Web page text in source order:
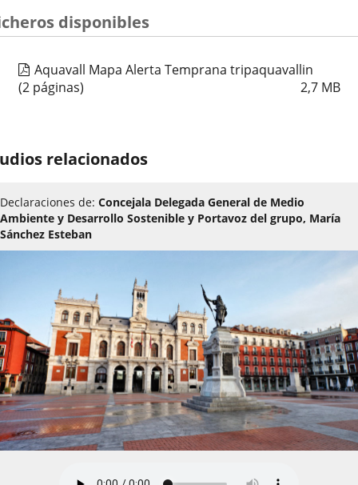
Innovación
cartel
disponibles
Aquavall Mapa Alerta Temprana tripaquavallin
2,7 MB
(2 páginas)
relacionados
Declaraciones de: Concejala Delegada General de Medio
Ambiente y Desarrollo Sostenible y Portavoz del grupo, María
Sánchez Esteban